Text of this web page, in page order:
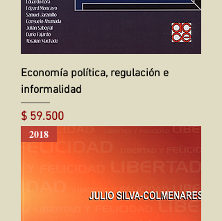
Economía política, regulación e
informalidad
Precio
$ 59.500
2018